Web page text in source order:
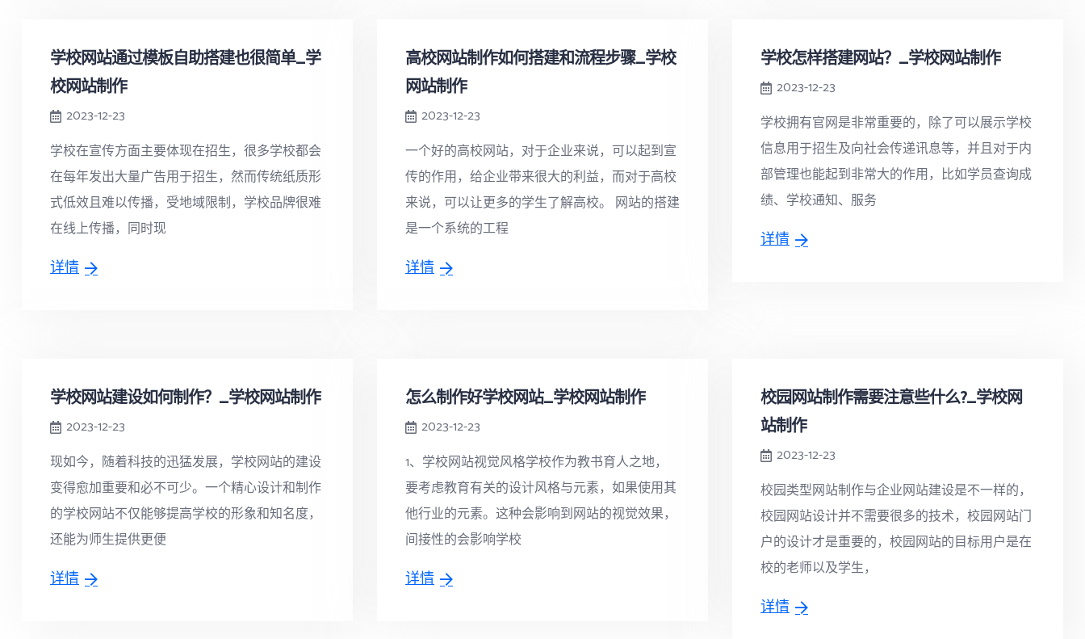
学校网站通过模板自助搭建也很简单_学
校网站制作
2023-12-23
学校在宣传方面主要体现在招生，很多学校都会
在每年发出大量广告用于招生，然而传统纸质形
式低效且难以传播，受地域限制，学校品牌很难
在线上传播，同时现
详情
高校网站制作如何搭建和流程步骤_学校
网站制作
2023-12-23
一个好的高校网站，对于企业来说，可以起到宣
传的作用，给企业带来很大的利益，而对于高校
来说，可以让更多的学生了解高校。 网站的搭建
是一个系统的工程
详情
学校怎样搭建网站？_学校网站制作
2023-12-23
学校拥有官网是非常重要的，除了可以展示学校
信息用于招生及向社会传递讯息等，并且对于内
部管理也能起到非常大的作用，比如学员查询成
绩、学校通知、服务
详情
学校网站建设如何制作？_学校网站制作
2023-12-23
现如今，随着科技的迅猛发展，学校网站的建设
变得愈加重要和必不可少。一个精心设计和制作
的学校网站不仅能够提高学校的形象和知名度，
还能为师生提供更便
详情
怎么制作好学校网站_学校网站制作
2023-12-23
1、学校网站视觉风格学校作为教书育人之地，
要考虑教育有关的设计风格与元素，如果使用其
他行业的元素。这种会影响到网站的视觉效果，
间接性的会影响学校
详情
校园网站制作需要注意些什么?_学校网
站制作
2023-12-23
校园类型网站制作与企业网站建设是不一样的，
校园网站设计并不需要很多的技术，校园网站门
户的设计才是重要的，校园网站的目标用户是在
校的老师以及学生，
详情